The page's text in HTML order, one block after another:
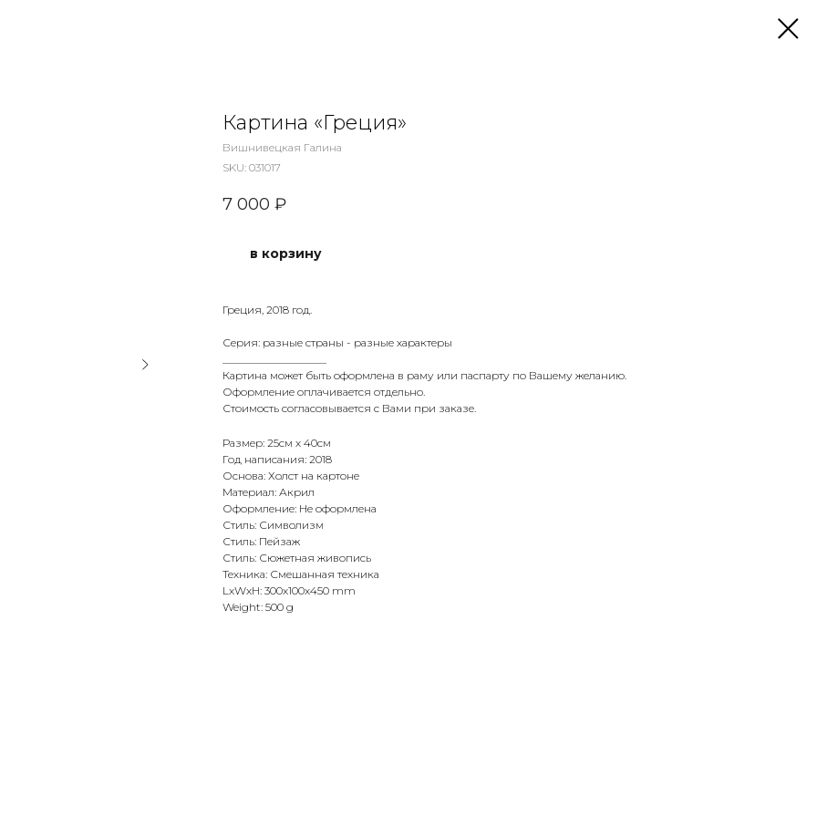
Картина «Греция»
Вишнивецкая Галина
SKU: 031017
7 000 ₽
в корзину
Греция, 2018 год.
Серия: разные страны - разные характеры
Картина может быть оформлена в раму или паспарту по Вашему желанию.
Оформление оплачивается отдельно.
Стоимость согласовывается с Вами при заказе.
Размер: 25см х 40см
Год написания: 2018
Основа: Холст на картоне
Материал: Акрил
Оформление: Не оформлена
Стиль: Символизм
Стиль: Пейзаж
Стиль: Сюжетная живопись
Техника: Смешанная техника
LxWxH: 300x100x450 mm
Weight: 500 g